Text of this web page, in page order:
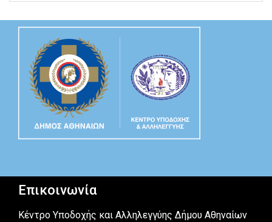
Επικοινωνία
Κέντρο Υποδοχής και Αλληλεγγύης Δήμου Αθηναίων